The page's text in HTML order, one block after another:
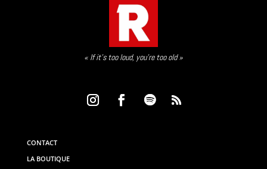
« If it’s too loud, you’re too old »
CONTACT
LA BOUTIQUE